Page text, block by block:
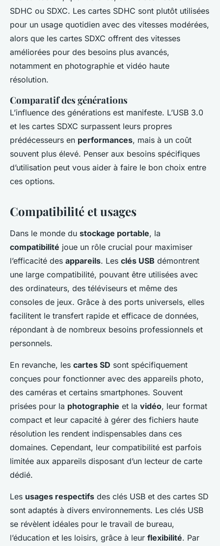
SDHC ou SDXC. Les cartes SDHC sont plutôt utilisées
pour un usage quotidien avec des vitesses modérées,
alors que les cartes SDXC offrent des vitesses
améliorées pour des besoins plus avancés,
notamment en photographie et vidéo haute
résolution.
Comparatif des générations
L’influence des générations est manifeste. L’USB 3.0
et les cartes SDXC surpassent leurs propres
prédécesseurs en performances, mais à un coût
souvent plus élevé. Penser aux besoins spécifiques
d’utilisation peut vous aider à faire le bon choix entre
ces options.
Compatibilité et usages
Dans le monde du stockage portable, la
compatibilité joue un rôle crucial pour maximiser
l’efficacité des appareils. Les clés USB démontrent
une large compatibilité, pouvant être utilisées avec
des ordinateurs, des téléviseurs et même des
consoles de jeux. Grâce à des ports universels, elles
facilitent le transfert rapide et efficace de données,
répondant à de nombreux besoins professionnels et
personnels.
En revanche, les cartes SD sont spécifiquement
conçues pour fonctionner avec des appareils photo,
des caméras et certains smartphones. Souvent
prisées pour la photographie et la vidéo, leur format
compact et leur capacité à gérer des fichiers haute
résolution les rendent indispensables dans ces
domaines. Cependant, leur compatibilité est parfois
limitée aux appareils disposant d’un lecteur de carte
dédié.
Les usages respectifs des clés USB et des cartes SD
sont adaptés à divers environnements. Les clés USB
se révèlent idéales pour le travail de bureau,
l’éducation et les loisirs, grâce à leur flexibilité. Par